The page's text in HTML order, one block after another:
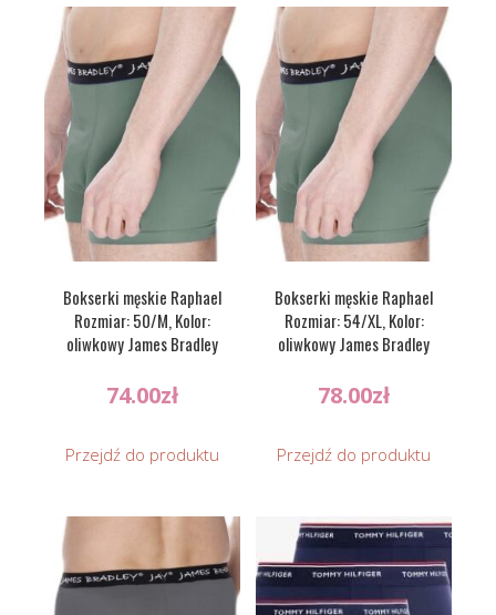
Bokserki męskie Raphael
Rozmiar: 50/M, Kolor:
oliwkowy James Bradley
74.00zł
Przejdź do produktu
Bokserki męskie Raphael
Rozmiar: 54/XL, Kolor:
oliwkowy James Bradley
78.00zł
Przejdź do produktu